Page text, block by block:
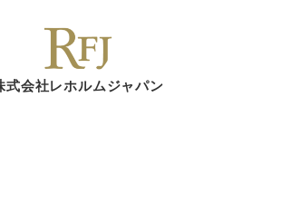
式会社レホルムジャパン